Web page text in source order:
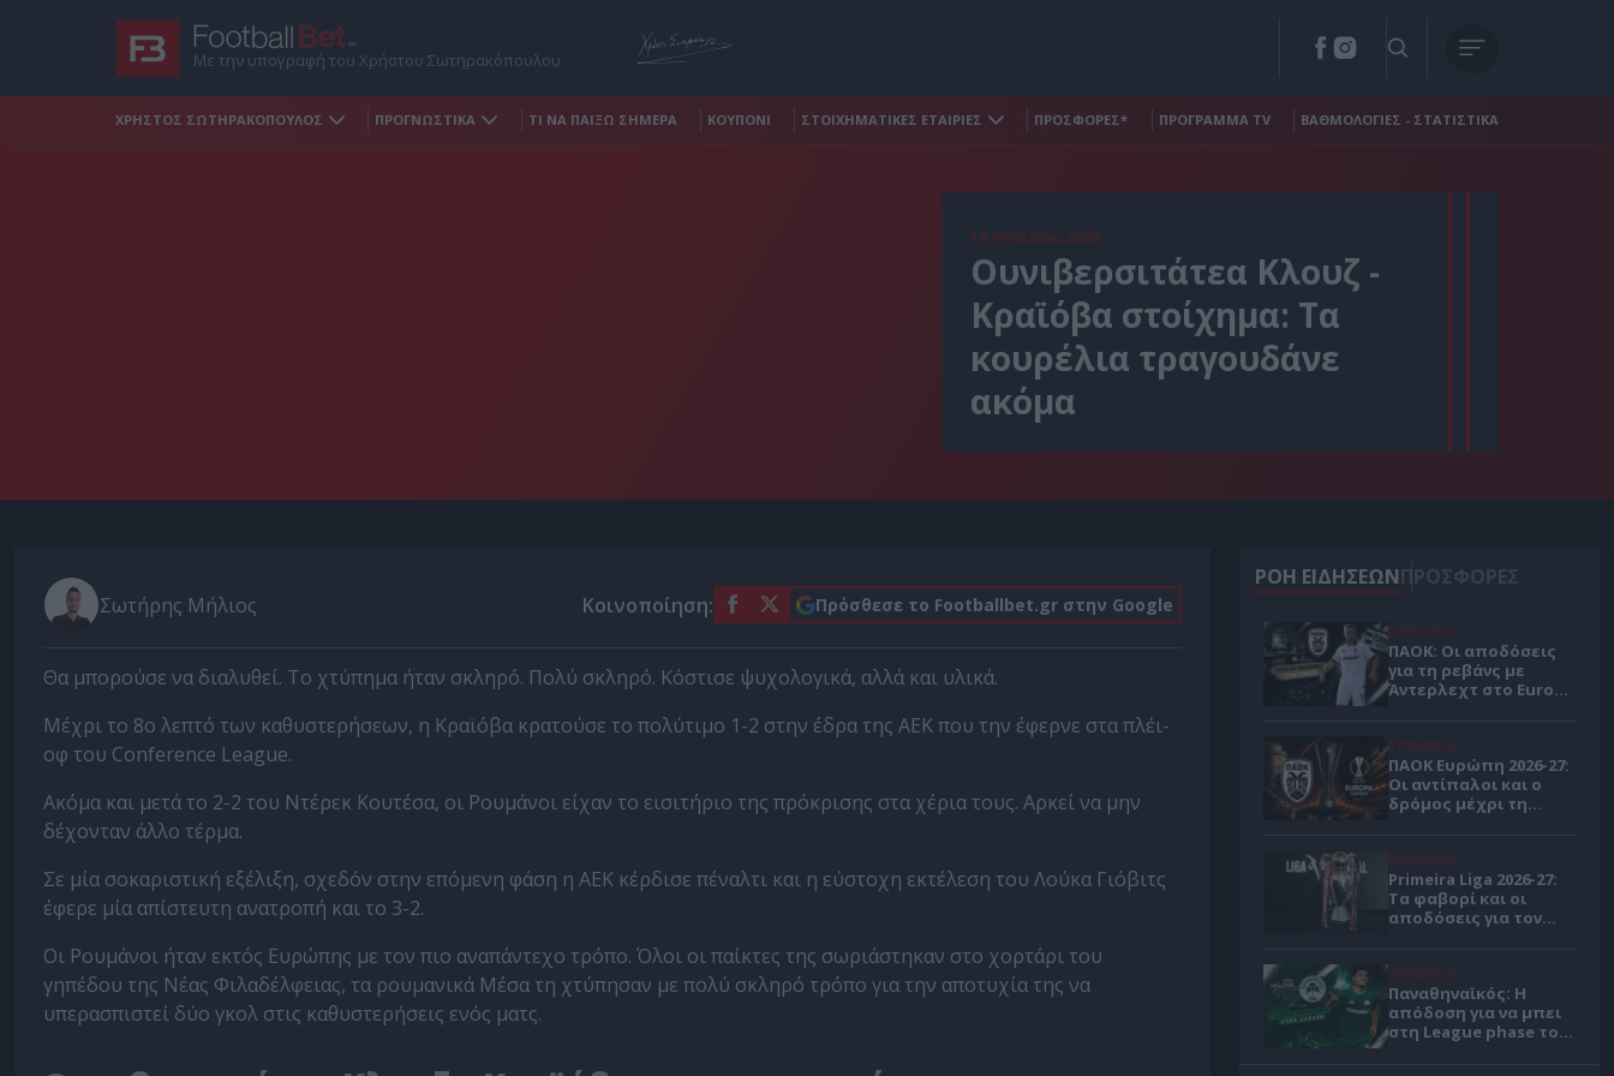
Με την υπογραφή του Χρήστου Σωτηρακόπουλου
ΧΡΗΣΤΟΣ ΣΩΤΗΡΑΚΟΠΟΥΛΟΣ ΠΡΟΓΝΩΣΤΙΚΑ ΤΙ ΝΑ ΠΑΙΞΩ ΣΗΜΕΡΑ ΚΟΥΠΟΝΙ ΣΤΟΙΧΗΜΑΤΙΚΕΣ ΕΤΑΙΡΙΕΣ ΠΡΟΣΦΟΡΕΣ* ΠΡΟΓΡΑΜΜΑ TV ΒΑΘΜΟΛΟΓΙΕΣ - ΣΤΑΤΙΣΤΙΚΑ
13 Απριλίου 2026
Ουνιβερσιτάτεα Κλουζ -
Κραϊόβα στοίχημα: Τα
κουρέλια τραγουδάνε
ακόμα
Σωτήρης Μήλιος Κοινοποίηση: Πρόσθεσε το Footballbet.gr στην Google
Θα μπορούσε να διαλυθεί. Το χτύπημα ήταν σκληρό. Πολύ σκληρό. Κόστισε ψυχολογικά, αλλά και υλικά.
Μέχρι το 8ο λεπτό των καθυστερήσεων, η Κραϊόβα κρατούσε το πολύτιμο 1-2 στην έδρα της ΑΕΚ που την έφερνε στα πλέι-
οφ του Conference League.
Ακόμα και μετά το 2-2 του Ντέρεκ Κουτέσα, οι Ρουμάνοι είχαν το εισιτήριο της πρόκρισης στα χέρια τους. Αρκεί να μην
δέχονταν άλλο τέρμα.
Σε μία σοκαριστική εξέλιξη, σχεδόν στην επόμενη φάση η ΑΕΚ κέρδισε πέναλτι και η εύστοχη εκτέλεση του Λούκα Γιόβιτς
έφερε μία απίστευτη ανατροπή και το 3-2.
Οι Ρουμάνοι ήταν εκτός Ευρώπης με τον πιο αναπάντεχο τρόπο. Όλοι οι παίκτες της σωριάστηκαν στο χορτάρι του
γηπέδου της Νέας Φιλαδέλφειας, τα ρουμανικά Μέσα τη χτύπησαν με πολύ σκληρό τρόπο για την αποτυχία της να
υπερασπιστεί δύο γκολ στις καθυστερήσεις ενός ματς.
ΡΟΗ ΕΙΔΗΣΕΩΝΠΡΟΣΦΟΡΕΣ
ΠΑΟΚ: Οι αποδόσεις
για τη ρεβάνς με
Άντερλεχτ στο Europa
07/08/2026
ΠΑΟΚ Ευρώπη 2026-27:
Οι αντίπαλοι και ο
δρόμος μέχρι τη
07/08/2026
Primeira Liga 2026-27:
Τα φαβορί και οι
αποδόσεις για τον
06/08/2026
Παναθηναϊκός: Η
απόδοση για να μπει
στη League phase του
06/08/2026